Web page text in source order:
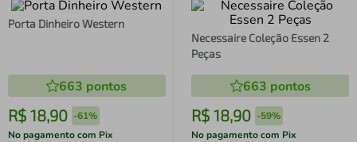
Porta Dinheiro Western
663 pontos
R$ 18,90 -61%
No pagamento com Pix
Necessaire Coleção Essen 2
Peças
663 pontos
R$ 18,90 -59%
No pagamento com Pix